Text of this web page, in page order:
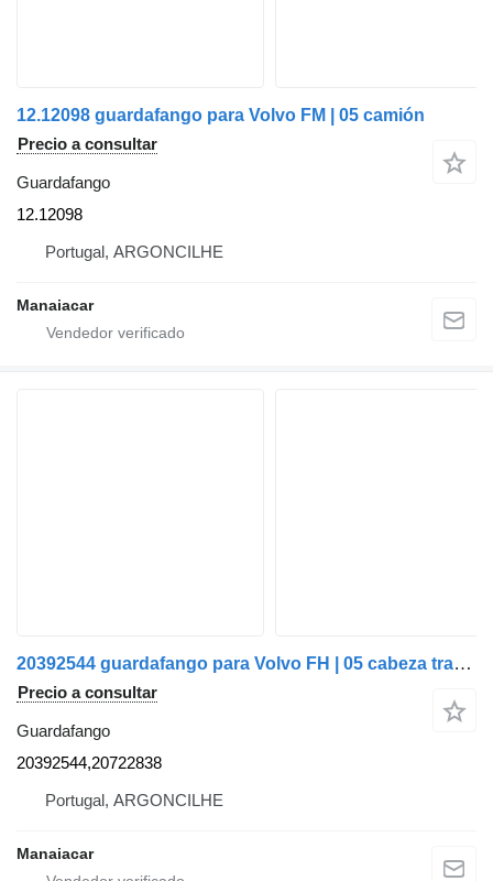
12.12098 guardafango para Volvo FM | 05 camión
Precio a consultar
Guardafango
12.12098
Portugal, ARGONCILHE
Manaiacar
20392544 guardafango para Volvo FH | 05 cabeza tractora
Precio a consultar
Guardafango
20392544,20722838
Portugal, ARGONCILHE
Manaiacar